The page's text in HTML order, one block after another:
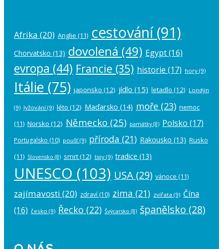
Afrika (20) Anglie (11) cestování(91)
Chorvatsko (13) dovolená (49) Egypt(16)
evropa (44) Francie (35) historie (17) hory (9)
Itálie (75) japonsko (12) jídlo (15) letadlo (12) Londýn
(9) lyžování (9) léto (12) Maďarsko (14) moře (23) nemoc
(11) Norsko (12) Německo (25) památky(8) Polsko (17)
Portugalsko (10) poušť(9) příroda (21) Rakousko (13) Rusko
(11) Slovensko (8) smrt(12) tipy (9) tradice (13)
UNESCO (103) USA (29) vánoce (11)
zajímavosti (20) zdraví (10) zima (21) zvířata (9) Čína
(16) česko (9) Řecko (22) Švýcarsko (8) španělsko (28)